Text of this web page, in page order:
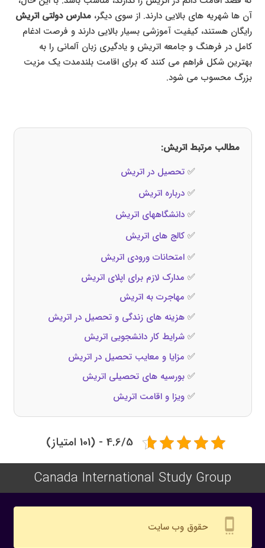
آن ها شهریه های بالایی دارند. از سوی دیگر،مدارس دولتی اتریش
رایگان هستند، کیفیت آموزشی بسیار بالایی دارند و فرصت ادغام
کامل در فرهنگ و جامعه اتریش و یادگیری زبان آلمانی را به
بهترین شکل فراهم می کنند که برای اقامت بلندمدت یک مزیت
بزرگ محسوب می شود.
مطالب مرتبط اتریش:
✅تحصیل در اتریش
✅درباره اتریش
✅دانشگاههای اتریش
✅کالج‌ های اتریش
✅امتحانات ورودی اتریش
✅ مدارک لازم برای اپلای اتریش
✅ مهاجرت به اتریش
✅هزینه‌ های زندگی و تحصیل در اتریش
✅شرایط کار دانشجویی اتریش
✅ مزایا و معایب تحصیل در اتریش
✅بورسیه‌ های تحصیلی اتریش
✅ویزا و اقامت اتریش
4.6/5 - (101 امتیاز)
Canada International Study Group
settings_cell حقوق وب سایت